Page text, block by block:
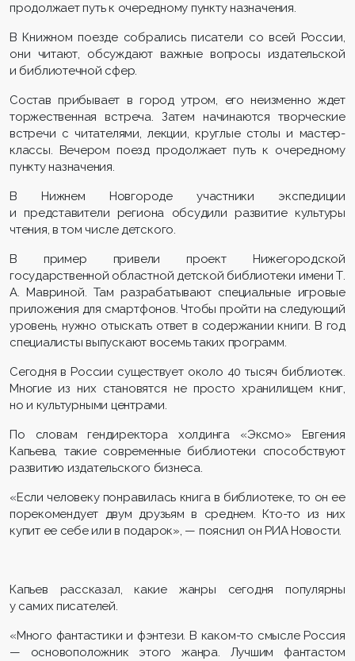
продолжает путь к очередному пункту назначения.
В Книжном поезде собрались писатели со всей России,
они читают, обсуждают важные вопросы издательской
и библиотечной сфер.
Состав прибывает в город утром, его неизменно ждет
торжественная встреча. Затем начинаются творческие
встречи с читателями, лекции, круглые столы и мастер-
классы. Вечером поезд продолжает путь к очередному
пункту назначения.
В Нижнем Новгороде участники экспедиции
и представители региона обсудили развитие культуры
чтения, в том числе детского.
В пример привели проект Нижегородской
государственной областной детской библиотеки имени Т.
А. Мавриной. Там разрабатывают специальные игровые
приложения для смартфонов. Чтобы пройти на следующий
уровень, нужно отыскать ответ в содержании книги. В год
специалисты выпускают восемь таких программ.
Сегодня в России существует около 40 тысяч библиотек.
Многие из них становятся не просто хранилищем книг,
но и культурными центрами.
По словам гендиректора холдинга «Эксмо» Евгения
Капьева, такие современные библиотеки способствуют
развитию издательского бизнеса.
«Если человеку понравилась книга в библиотеке, то он ее
порекомендует двум друзьям в среднем. Кто-то из них
купит ее себе или в подарок», — пояснил он РИА Новости.
Капьев рассказал, какие жанры сегодня популярны
у самих писателей.
«Много фантастики и фэнтези. В каком-то смысле Россия
— основоположник этого жанра. Лучшим фантастом